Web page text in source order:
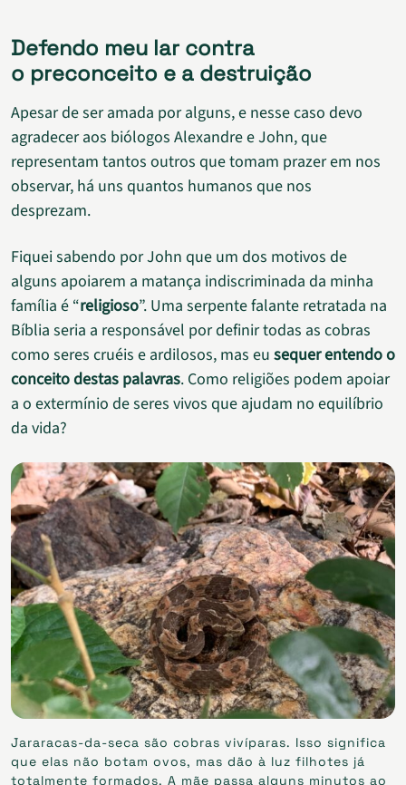
Defendo meu lar contra
o preconceito e a destruição
Apesar de ser amada por alguns, e nesse caso devo
agradecer aos biólogos Alexandre e John, que
representam tantos outros que tomam prazer em nos
observar, há uns quantos humanos que nos
desprezam.
Fiquei sabendo por John que um dos motivos de
alguns apoiarem a matança indiscriminada da minha
família é “religioso”. Uma serpente falante retratada na
Bíblia seria a responsável por definir todas as cobras
como seres cruéis e ardilosos, mas eu sequer entendo o
conceito destas palavras. Como religiões podem apoiar
a o extermínio de seres vivos que ajudam no equilíbrio
da vida?
Jararacas-da-seca são cobras vivíparas. Isso significa
que elas não botam ovos, mas dão à luz filhotes já
totalmente formados. A mãe passa alguns minutos ao